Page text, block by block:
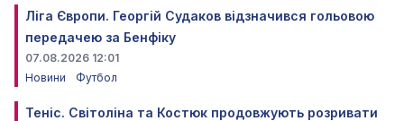
Ліга Європи. Георгій Судаков відзначився гольовою
передачею за Бенфіку
07.08.2026 12:01
Новини
Футбол
Теніс. Світоліна та Костюк продовжують розривати